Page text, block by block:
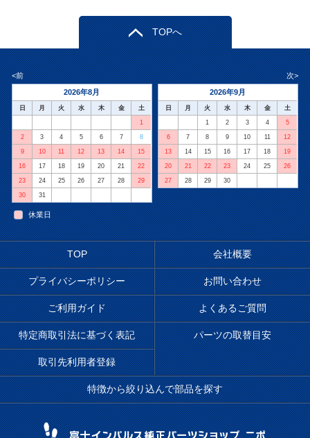
TOPへ
<前
次>
2026年8月
日 月 火 水 木 金 土
1
2 3 4 5 6 7 8
9 10 11 12 13 14 15
16 17 18 19 20 21 22
23 24 25 26 27 28 29
30 31
2026年9月
日 月 火 水 木 金 土
1 2 3 4 5
6 7 8 9 10 11 12
13 14 15 16 17 18 19
20 21 22 23 24 25 26
27 28 29 30
休業日
TOP 会社概要
プライバシーポリシー お問い合わせ
ご利用ガイド よくあるご質問
特定商取引法に基づく表記 パーツの取替目安
取引先利用者登録
特徴から絞り込んで部品を探す